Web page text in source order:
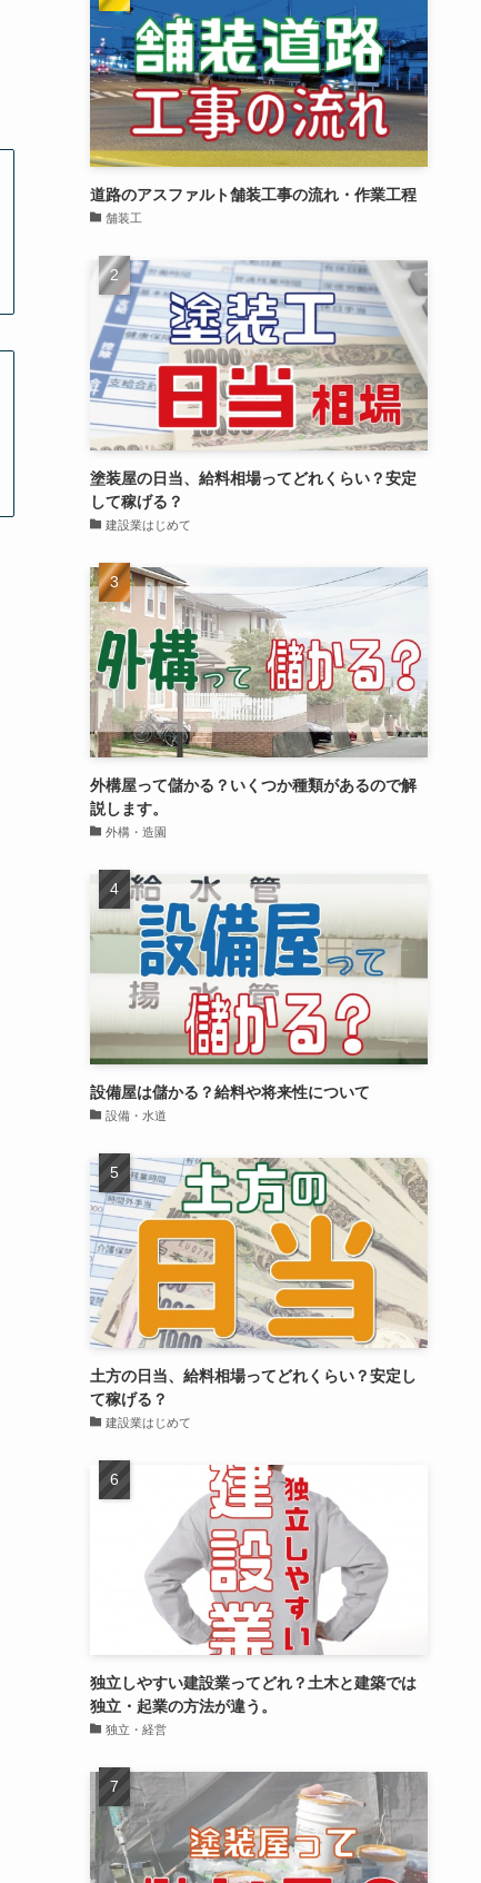
道路のアスファルト舗装工事の流れ・作業工程
舗装工
塗装屋の日当、給料相場ってどれくらい？安定
して稼げる？
建設業はじめて
外構屋って儲かる？いくつか種類があるので解
説します。
外構・造園
設備屋は儲かる？給料や将来性について
設備・水道
土方の日当、給料相場ってどれくらい？安定し
て稼げる？
建設業はじめて
独立しやすい建設業ってどれ？土木と建築では
独立・起業の方法が違う。
独立・経営